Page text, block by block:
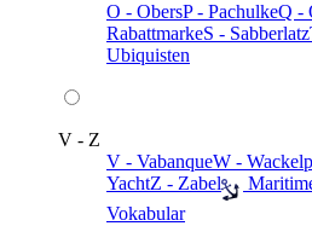
O - ObersP - PachulkeQ -
RabattmarkeS - Sabberlatz
Ubiquisten
V - Z
V - VabanqueW -
YachtZ - Zabel
Vokabular